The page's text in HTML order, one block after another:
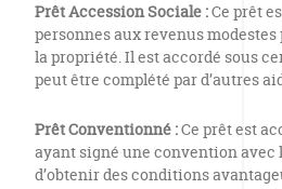
Prêt Accession Sociale :Ce prêt
personnes aux revenus
la propriété. Il est accordé sous
peut être complété par d’autres
Prêt Conventionné :Ce prêt est
ayant signé une convention avec
d’obtenir des conditions